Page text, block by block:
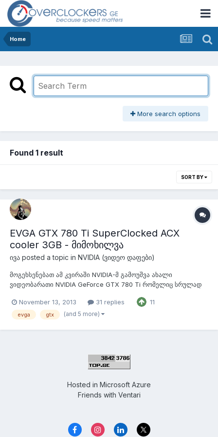
Home
More search options
Found 1 result
SORT BY
EVGA GTX 780 Ti SuperClocked ACX
cooler 3GB - მიმოხილვა
ივა posted a topic in NVIDIA (ვიდეო დაფები)
მოგეხსენებათ ამ კვირაში NVIDIA-მ გამოუშვა ახალი
ვიდეობარათი NVIDIA GeForce GTX 780 Ti რომელიც სრულად
გასნხვავებით აქვს 3GB მეხსეიერება მაგრამ ეს არანაირად არ
უშლის GTX 780 Ti-ს რომ ჰქონდეს საუკეთესო შედეგები
November 13, 2013 31 replies 11
evga gtx (and 5 more)
Hosted in Microsoft Azure
Friends with Ventari